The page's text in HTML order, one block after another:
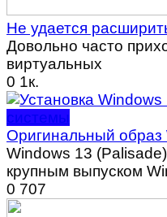
Не удается
Довольно часто
виртуальных
0 1к.
системы
Оригинальный образ
Windows 13
крупным выпуском
0 707